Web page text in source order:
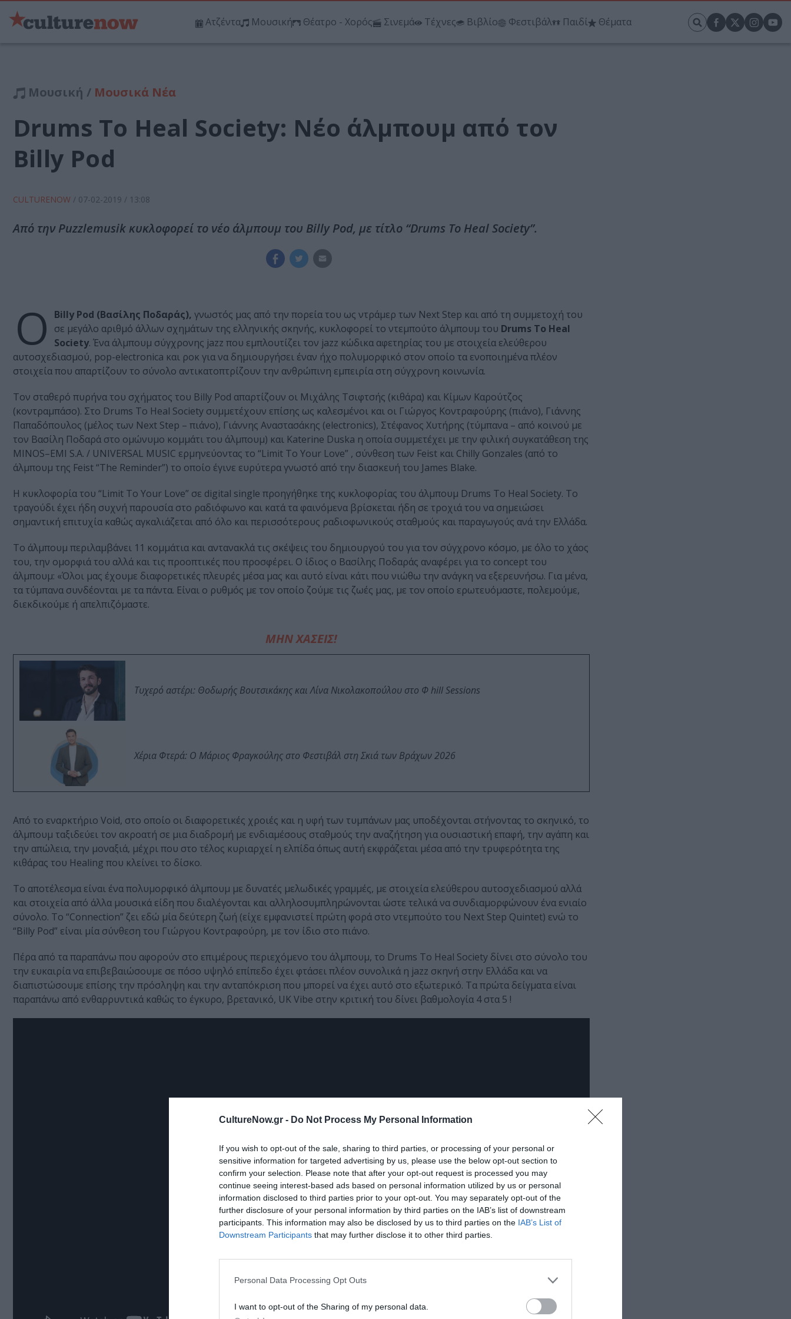
CultureNow.gr - Do Not Process My Personal Information
If you wish to opt-out of the sale, sharing to third parties, or processing of your personal or
sensitive information for targeted advertising by us, please use the below opt-out section to
confirm your selection. Please note that after your opt-out request is processed you may
continue seeing interest-based ads based on personal information utilized by us or personal
information disclosed to third parties prior to your opt-out. You may separately opt-out of the
further disclosure of your personal information by third parties on the IAB’s list of downstream
participants. This information may also be disclosed by us to third parties on the IAB’s List of
Downstream Participants that may further disclose it to other third parties.
Personal Data Processing Opt Outs
I want to opt-out of the Sharing of my personal data.
Ατζέντα Μουσική Θέατρο - Χορός Σινεμά Τέχνες Βιβλίο Φεστιβάλ Παιδί Θέματα
Μουσική / Μουσικά Νέα
Drums To Heal Society: Νέο άλμπουμ από τον
Billy Pod
CULTURENOW / 07-02-2019 / 13:08
Από την Puzzlemusik κυκλοφορεί το νέο άλμπουμ του Billy Pod, με τίτλο “Drums To Heal Society”.
Ο Billy Pod (Βασίλης Ποδαράς), γνωστός μας από την πορεία του ως ντράμερ των Next Step και από τη συμμετοχή του
σε μεγάλο αριθμό άλλων σχημάτων της ελληνικής σκηνής, κυκλοφορεί το ντεμπούτο άλμπουμ του Drums To Heal
Society. Ένα άλμπουμ σύγχρονης jazz που εμπλουτίζει τον jazz κώδικα αφετηρίας του με στοιχεία ελεύθερου
αυτοσχεδιασμού, pop-electronica και ροκ για να δημιουργήσει έναν ήχο πολυμορφικό στον οποίο τα ενοποιημένα πλέον
στοιχεία που απαρτίζουν το σύνολο αντικατοπτρίζουν την ανθρώπινη εμπειρία στη σύγχρονη κοινωνία.
Τον σταθερό πυρήνα του σχήματος του Billy Pod απαρτίζουν οι Μιχάλης Τσιφτσής (κιθάρα) και Κίμων Καρούτζος
(κοντραμπάσο). Στο Drums To Heal Society συμμετέχουν επίσης ως καλεσμένοι και οι Γιώργος Κοντραφούρης (πιάνο), Γιάννης
Παπαδόπουλος (μέλος των Next Step – πιάνο), Γιάννης Αναστασάκης (electronics), Στέφανος Χυτήρης (τύμπανα – από κοινού με
τον Βασίλη Ποδαρά στο ομώνυμο κομμάτι του άλμπουμ) και Katerine Duska η οποία συμμετέχει με την φιλική συγκατάθεση της
MINOS–EMI S.A. / UNIVERSAL MUSIC ερμηνεύοντας το “Limit To Your Love” , σύνθεση των Feist και Chilly Gonzales (από το
άλμπουμ της Feist “The Reminder”) το οποίο έγινε ευρύτερα γνωστό από την διασκευή του James Blake.
Η κυκλοφορία του “Limit To Your Love” σε digital single προηγήθηκε της κυκλοφορίας του άλμπουμ Drums To Heal Society. Το
τραγούδι έχει ήδη συχνή παρουσία στο ραδιόφωνο και κατά τα φαινόμενα βρίσκεται ήδη σε τροχιά του να σημειώσει
σημαντική επιτυχία καθώς αγκαλιάζεται από όλο και περισσότερους ραδιοφωνικούς σταθμούς και παραγωγούς ανά την Ελλάδα.
Το άλμπουμ περιλαμβάνει 11 κομμάτια και αντανακλά τις σκέψεις του δημιουργού του για τον σύγχρονο κόσμο, με όλο το χάος
του, την ομορφιά του αλλά και τις προοπτικές που προσφέρει. Ο ίδιος ο Βασίλης Ποδαράς αναφέρει για το concept του
άλμπουμ: «Όλοι μας έχουμε διαφορετικές πλευρές μέσα μας και αυτό είναι κάτι που νιώθω την ανάγκη να εξερευνήσω. Για μένα,
τα τύμπανα συνδέονται με τα πάντα. Είναι ο ρυθμός με τον οποίο ζούμε τις ζωές μας, με τον οποίο ερωτευόμαστε, πολεμούμε,
διεκδικούμε ή απελπιζόμαστε.
ΜΗΝ ΧΑΣΕΙΣ!
Τυχερό αστέρι: Θοδωρής Βουτσικάκης και Λίνα Νικολακοπούλου στο Φ hill Sessions
Χέρια Φτερά: Ο Μάριος Φραγκούλης στο Φεστιβάλ στη Σκιά των Βράχων 2026
Από το εναρκτήριο Void, στο οποίο οι διαφορετικές χροιές και η υφή των τυμπάνων μας υποδέχονται στήνοντας το σκηνικό, το
άλμπουμ ταξιδεύει τον ακροατή σε μια διαδρομή με ενδιαμέσους σταθμούς την αναζήτηση για ουσιαστική επαφή, την αγάπη και
την απώλεια, την μοναξιά, μέχρι που στο τέλος κυριαρχεί η ελπίδα όπως αυτή εκφράζεται μέσα από την τρυφερότητα της
κιθάρας του Healing που κλείνει το δίσκο.
Το αποτέλεσμα είναι ένα πολυμορφικό άλμπουμ με δυνατές μελωδικές γραμμές, με στοιχεία ελεύθερου αυτοσχεδιασμού αλλά
και στοιχεία από άλλα μουσικά είδη που διαλέγονται και αλληλοσυμπληρώνονται ώστε τελικά να συνδιαμορφώνουν ένα ενιαίο
σύνολο. Το “Connection” ζει εδώ μία δεύτερη ζωή (είχε εμφανιστεί πρώτη φορά στο ντεμπούτο του Next Step Quintet) ενώ το
“Billy Pod” είναι μία σύνθεση του Γιώργου Κοντραφούρη, με τον ίδιο στο πιάνο.
Πέρα από τα παραπάνω που αφορούν στο επιμέρους περιεχόμενο του άλμπουμ, το Drums To Heal Society δίνει στο σύνολο του
την ευκαιρία να επιβεβαιώσουμε σε πόσο υψηλό επίπεδο έχει φτάσει πλέον συνολικά η jazz σκηνή στην Ελλάδα και να
διαπιστώσουμε επίσης την πρόσληψη και την ανταπόκριση που μπορεί να έχει αυτό στο εξωτερικό. Τα πρώτα δείγματα είναι
παραπάνω από ενθαρρυντικά καθώς το έγκυρο, βρετανικό, UK Vibe στην κριτική του δίνει βαθμολογία 4 στα 5 !